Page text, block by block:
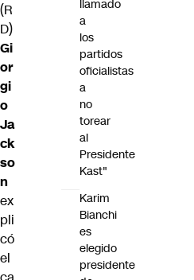
(R
D)
Gi
or
gi
o
Ja
ck
so
n
ex
pli
có
el
llamado
a
los
partidos
oficialistas
a
no
torear
al
Presidente
Kast"
Karim
Bianchi
es
elegido
presidente